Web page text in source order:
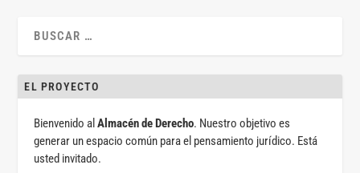
EL PROYECTO
Bienvenido alAlmacén de Derecho. Nuestro objetivo es
generar un espacio común para el pensamiento jurídico. Está
usted invitado.